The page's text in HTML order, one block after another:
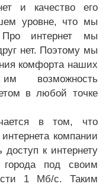
и качество его
уровне, что мы
интернет мы
нет. Поэтому мы
комфорта наших
возможность
в любой точке
в том, что
компании
к интернету
под своим
1 Мб/с. Таким